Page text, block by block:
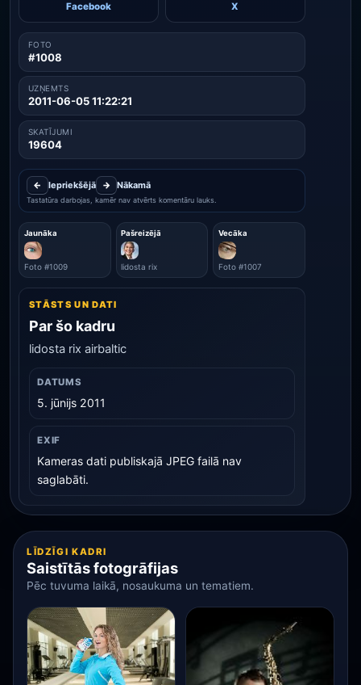
Facebook X
FOTO
#1008
UZŅEMTS
2011-06-05 11:22:21
SKATĪJUMI
19604
← Iepriekšējā → Nākamā
Tastatūra darbojas, kamēr nav atvērts komentāru lauks.
Jaunāka
Foto #1009
Pašreizējā
lidosta rix
Vecāka
Foto #1007
STĀSTS UN DATI
Par šo kadru
lidosta rix airbaltic
DATUMS
5. jūnijs 2011
EXIF
Kameras dati publiskajā JPEG failā nav
saglabāti.
LĪDZĪGI KADRI
Saistītās fotogrāfijas
Pēc tuvuma laikā, nosaukuma un tematiem.